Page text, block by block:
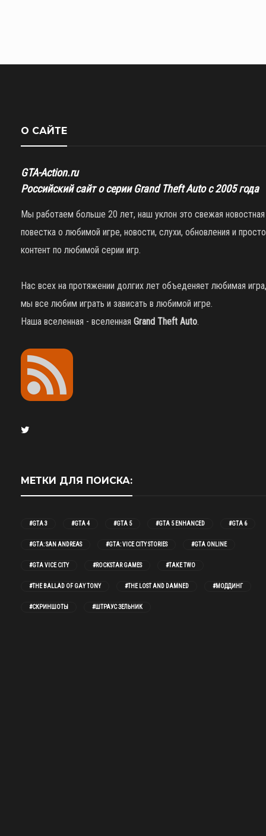
О САЙТЕ
GTA-Action.ru
Российский сайт о серии Grand Theft Auto с 2005 года
Мы работаем больше 20 лет, наш уклон это свежая новостная
повестка о любимой игре, новости, слухи, обновления и просто
контент по любимой серии игр.
Нас всех на протяжении долгих лет объеденяет любимая игра,
мы все любим играть и зависать в любимой игре.
Наша вселенная - вселенная Grand Theft Auto.
МЕТКИ ДЛЯ ПОИСКА:
#GTA 3 #GTA 4 #GTA 5 #GTA 5 ENHANCED #GTA 6
#GTA: SAN ANDREAS #GTA: VICE CITY STORIES #GTA ONLINE
#GTA VICE CITY #ROCKSTAR GAMES #TAKE TWO
#THE BALLAD OF GAY TONY #THE LOST AND DAMNED #МОДДИНГ
#СКРИНШОТЫ #ШТРАУС ЗЕЛЬНИК